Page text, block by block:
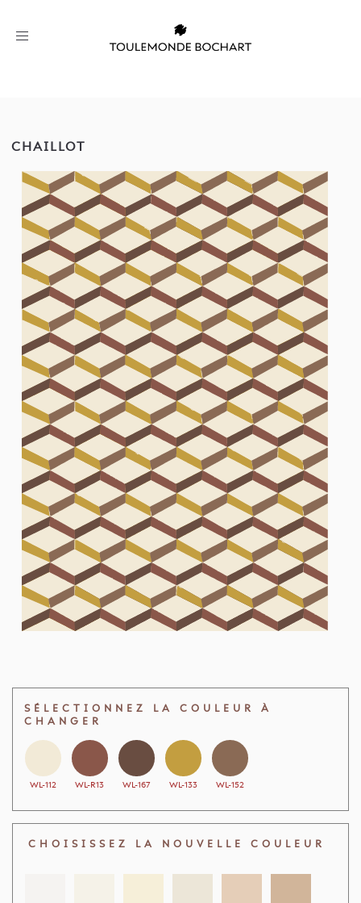
Toggle
CHAILLOT
SÉLECTIONNEZ LA COULEUR À
CHANGER
WL-112 WL-R13 WL-167 WL-133 WL-152
CHOISISSEZ LA NOUVELLE COULEUR